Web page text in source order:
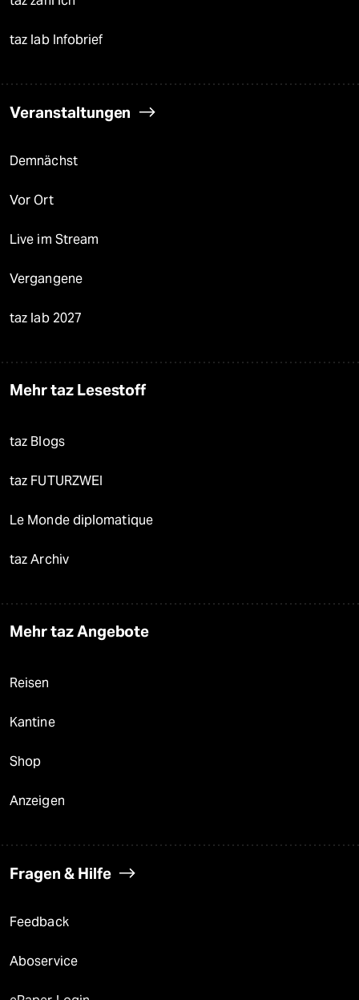
taz lab Infobrief
Veranstaltungen
Demnächst
Vor Ort
Live im Stream
Vergangene
taz lab 2027
Mehr taz Lesestoff
taz Blogs
taz FUTURZWEI
Le Monde diplomatique
taz Archiv
Mehr taz Angebote
Reisen
Kantine
Shop
Anzeigen
Fragen & Hilfe
Feedback
Aboservice